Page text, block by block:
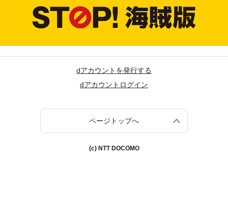
dアカウントを発行する
dアカウントログイン
ページトップへ
(c) NTT DOCOMO